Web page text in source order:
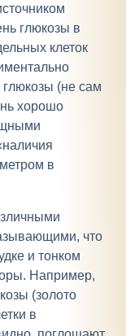
глюкозы в
клеток
глюкозы (не сам
хорошо
в
что
и тонком
Например,
(золото
в